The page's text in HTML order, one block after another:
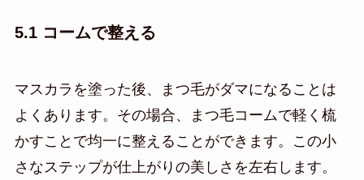
5.1 コームで整える
マスカラを塗った後、まつ毛がダマになることは
よくあります。その場合、まつ毛コームで軽く梳
かすことで均一に整えることができます。この小
さなステップが仕上がりの美しさを左右します。